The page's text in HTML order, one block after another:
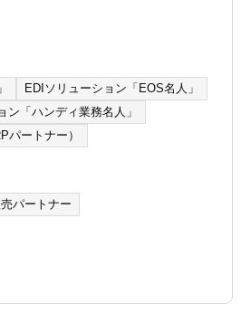
EDIソリューション「EOS名人」
ン「ハンディ業務名人」
ートナー）
パートナー